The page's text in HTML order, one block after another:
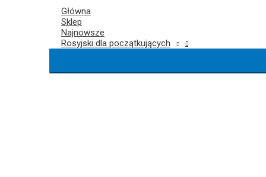
Główna
Sklep
Najnowsze
Rosyjski dla początkujących